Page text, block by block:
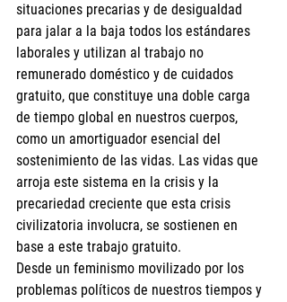
situaciones precarias y de desigualdad
para jalar a la baja todos los estándares
laborales y utilizan al trabajo no
remunerado doméstico y de cuidados
gratuito, que constituye una doble carga
de tiempo global en nuestros cuerpos,
como un amortiguador esencial del
sostenimiento de las vidas. Las vidas que
arroja este sistema en la crisis y la
precariedad creciente que esta crisis
civilizatoria involucra, se sostienen en
base a este trabajo gratuito.
Desde un feminismo movilizado por los
problemas políticos de nuestros tiempos y